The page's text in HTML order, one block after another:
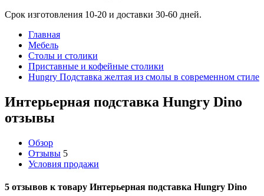
Срок изготовления 10-20 и доставки 30-60 дней.
Главная
Мебель
Столы и столики
Приставные и кофейные столики
Hungry Подставка желтая из смолы в современном стиле
Интерьерная подставка Hungry Dino
отзывы
Обзор
Отзывы 5
Условия продажи
5 отзывов к товару Интерьерная подставка Hungry Dino